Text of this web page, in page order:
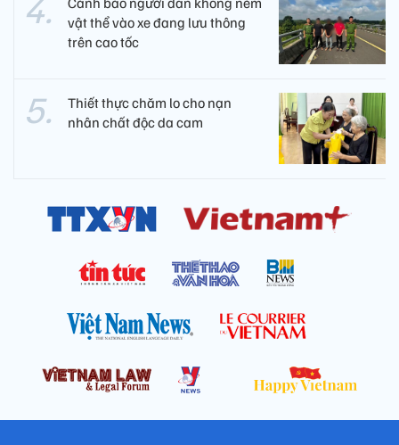
vật thể vào xe đang lưu thông
trên cao tốc
Thiết thực chăm lo cho nạn
nhân chất độc da cam